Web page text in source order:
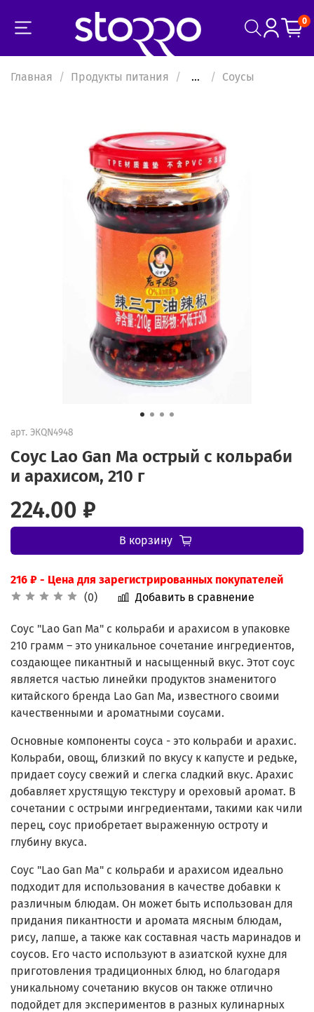
0
Главная Продукты питания ... Соусы
арт. ЭКQN4948
Соус Lao Gan Ma острый с кольраби
и арахисом, 210 г
(0) Добавить в сравнение
224.00 ₽
В корзину
216 ₽ - Цена для зарегистрированных покупателей
Соус "Lao Gan Ma" с кольраби и арахисом в упаковке
210 грамм – это уникальное сочетание ингредиентов,
создающее пикантный и насыщенный вкус. Этот соус
является частью линейки продуктов знаменитого
китайского бренда Lao Gan Ma, известного своими
качественными и ароматными соусами.
Основные компоненты соуса - это кольраби и арахис.
Кольраби, овощ, близкий по вкусу к капусте и редьке,
придает соусу свежий и слегка сладкий вкус. Арахис
добавляет хрустящую текстуру и ореховый аромат. В
сочетании с острыми ингредиентами, такими как чили
перец, соус приобретает выраженную остроту и
глубину вкуса.
Соус "Lao Gan Ma" с кольраби и арахисом идеально
подходит для использования в качестве добавки к
различным блюдам. Он может быть использован для
придания пикантности и аромата мясным блюдам,
рису, лапше, а также как составная часть маринадов и
соусов. Его часто используют в азиатской кухне для
приготовления традиционных блюд, но благодаря
уникальному сочетанию вкусов он также отлично
подойдет для экспериментов в разных кулинарных